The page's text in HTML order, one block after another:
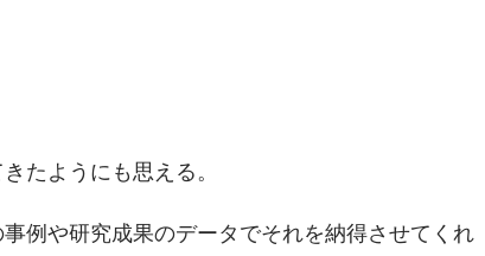
たようにも思える。
例や研究成果のデータでそれを納得させてくれ